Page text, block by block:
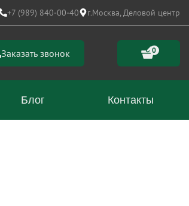
+7 (989) 840-00-40 г.Москва, Деловой центр
Заказать звонок 0
Блог Контакты